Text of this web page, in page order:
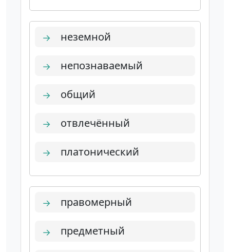
→ неземной
→ непознаваемый
→ общий
→ отвлечённый
→ платонический
→ правомерный
→ предметный